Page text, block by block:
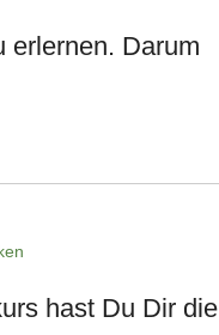
erlernen. Darum
hast Du Dir die